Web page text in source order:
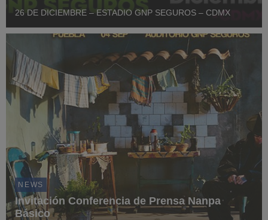
26 DE DICIEMBRE – ESTADIO GNP SEGUROS – CDMX
NEWS
Invitación Conferencia de Prensa Nanpa
Básico